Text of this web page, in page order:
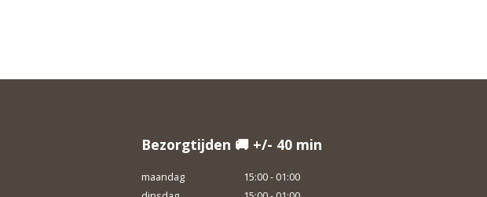
Bezorgtijden 🚚 +/- 40 min
maandag
15:00 - 01:00